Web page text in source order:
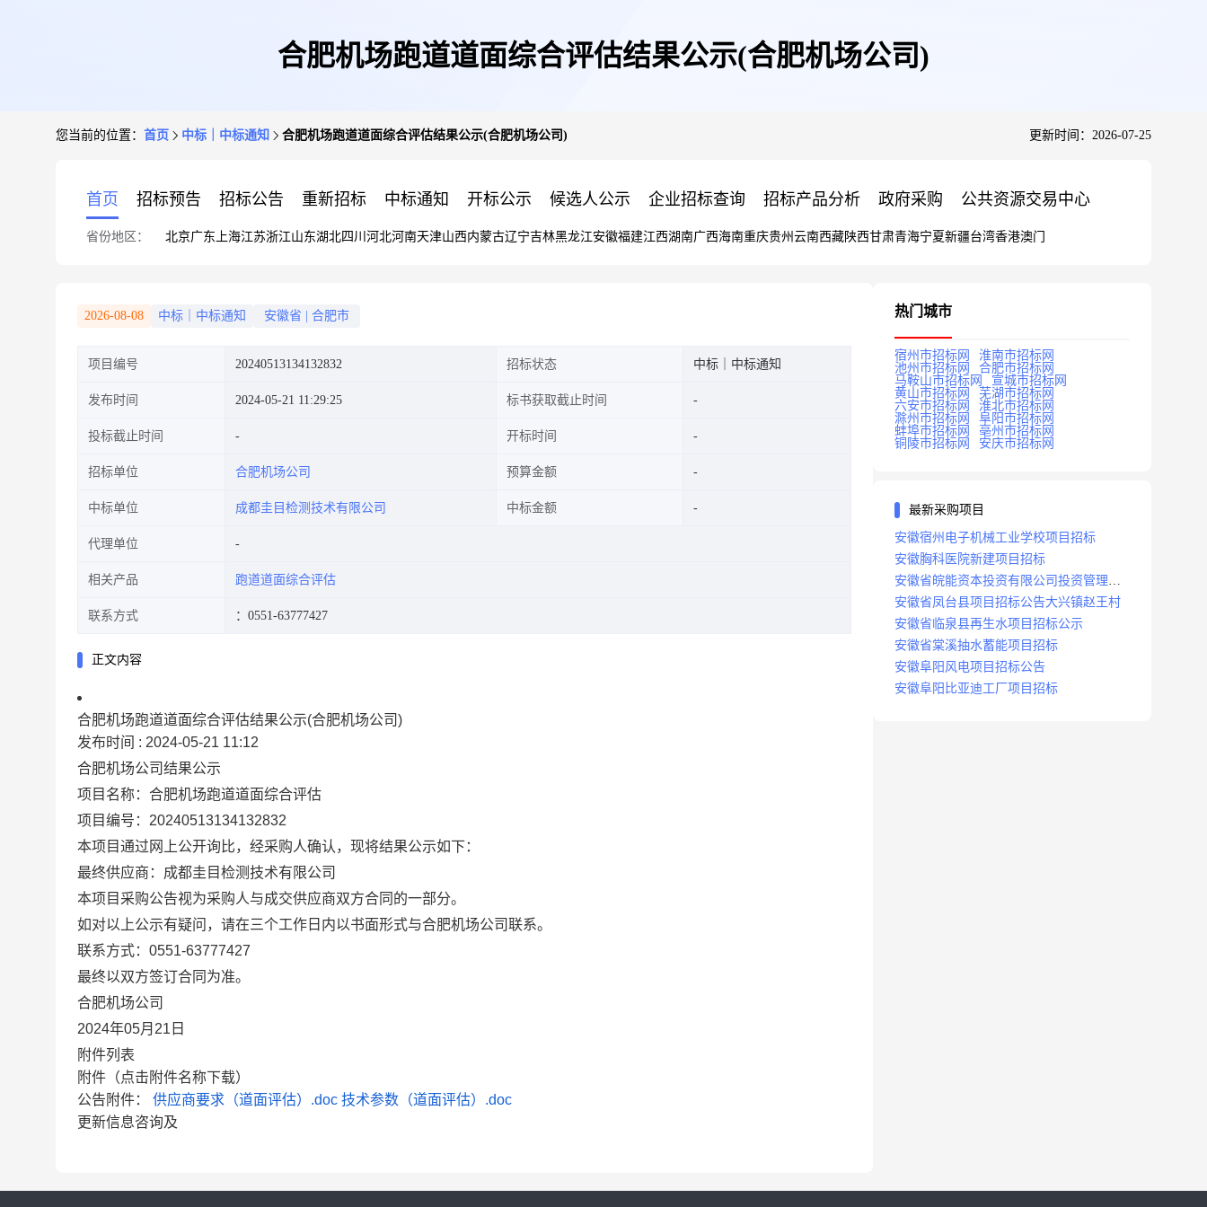
合肥机场跑道道面综合评估结果公示(合肥机场公司)
您当前的位置： 首页 中标｜中标通知 合肥机场跑道道面综合评估结果公示(合肥机场公司) 更新时间：2026-07-25
首页 招标预告 招标公告 重新招标 中标通知 开标公示 候选人公示 企业招标查询 招标产品分析 政府采购 公共资源交易中心
省份地区： 北京广东 上海江苏浙江山东湖北四川 河北河南天津山西内蒙古辽宁吉林黑龙江安徽福建江西湖南广西海南重庆贵州 云南西藏陕西甘肃青海宁夏新疆台湾香港澳门
2026-08-08 中标｜中标通知 安徽省 合肥市
项目编号 20240513134132832 招标状态 中标｜中标通知
发布时间 2024-05-21 11:29:25 标书获取截止时间
投标截止时间 开标时间
招标单位 合肥机场公司 预算金额
中标单位 成都圭目检测技术有限公司 中标金额
代理单位
相关产品 跑道道面综合评估
联系方式 ：0551-63777427
正文内容
合肥机场跑道道面综合评估结果公示(合肥机场公司)
发布时间 : 2024-05-21 11:12
合肥机场公司结果公示
项目名称：合肥机场跑道道面综合评估
项目编号：20240513134132832
本项目通过网上公开询比，经采购人确认，现将结果公示如下：
最终供应商：成都圭目检测技术有限公司
本项目采购公告视为采购人与成交供应商双方合同的一部分。
如对以上公示有疑问，请在三个工作日内以书面形式与合肥机场公司联系。
联系方式：0551-63777427
最终以双方签订合同为准。
合肥机场公司
2024年05月21日
附件列表
附件（点击附件名称下载）
公告附件：
供应商要求（道面评估）.doc 技术参数（道面评估）.doc
更新信息咨询及
热门城市
宿州市招标网
淮南市招标网
池州市招标网
合肥市招标网
马鞍山市招标网
宣城市招标网
黄山市招标网
芜湖市招标网
六安市招标网
淮北市招标网
滁州市招标网
阜阳市招标网
蚌埠市招标网
亳州市招标网
铜陵市招标网
安庆市招标网
最新采购项目
安徽宿州电子机械工业学校项目招标
安徽胸科医院新建项目招标
安徽省皖能资本投资有限公司投资管理系
统建设项目招标
安徽省凤台县项目招标公告大兴镇赵王村
安徽省临泉县再生水项目招标公示
安徽省棠溪抽水蓄能项目招标
安徽阜阳风电项目招标公告
安徽阜阳比亚迪工厂项目招标